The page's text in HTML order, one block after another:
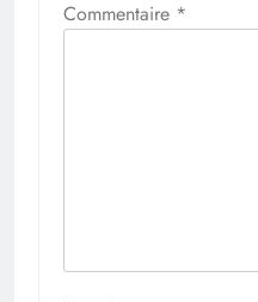
Commentaire *